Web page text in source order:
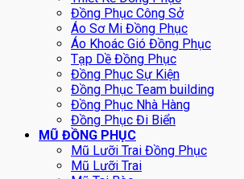
Đồng Phục Công Sở
Áo Sơ Mi Đồng Phục
Áo Khoác Gió Đồng Phục
Tạp Dề Đồng Phục
Đồng Phục Sự Kiện
Đồng Phục Team building
Đồng Phục Nhà Hàng
Đồng Phục Đi Biển
MŨ ĐỒNG PHỤC
Mũ Lưỡi Trai Đồng Phục
Mũ Lưỡi Trai